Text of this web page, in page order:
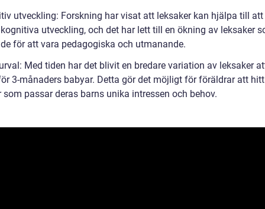
utveckling: Forskning har visat att leksaker kan hjälpa till
utveckling, och det har lett till en ökning av leksaker
för att vara pedagogiska och utmanande.
Med tiden har det blivit en bredare variation av leksaker
3-månaders babyar. Detta gör det möjligt för föräldrar att
som passar deras barns unika intressen och behov.